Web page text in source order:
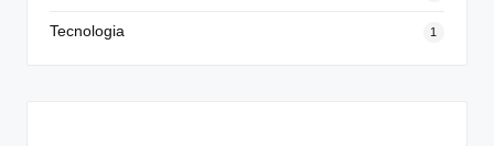
Tecnologia 1